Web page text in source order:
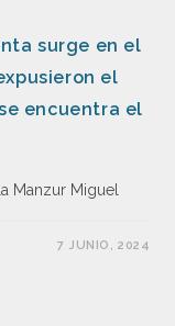
surge en el
el
encuentra el
Manzur Miguel
7 JUNIO, 2024